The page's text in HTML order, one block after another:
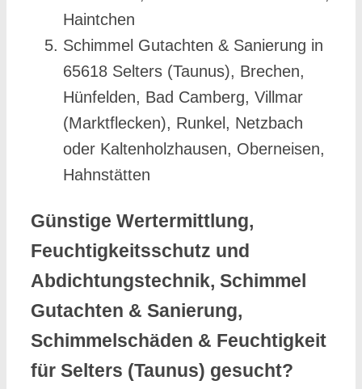
Haintchen
Schimmel Gutachten & Sanierung in
65618 Selters (Taunus), Brechen,
Hünfelden, Bad Camberg, Villmar
(Marktflecken), Runkel, Netzbach
oder Kaltenholzhausen, Oberneisen,
Hahnstätten
Günstige Wertermittlung,
Feuchtigkeitsschutz und
Abdichtungstechnik, Schimmel
Gutachten & Sanierung,
Schimmelschäden & Feuchtigkeit
für Selters (Taunus) gesucht?